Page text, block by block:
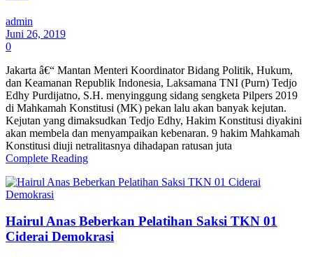
admin
Juni 26, 2019
0
Jakarta â€“ Mantan Menteri Koordinator Bidang Politik, Hukum,
dan Keamanan Republik Indonesia, Laksamana TNI (Purn) Tedjo
Edhy Purdijatno, S.H. menyinggung sidang sengketa Pilpers 2019
di Mahkamah Konstitusi (MK) pekan lalu akan banyak kejutan.
Kejutan yang dimaksudkan Tedjo Edhy, Hakim Konstitusi diyakini
akan membela dan menyampaikan kebenaran. 9 hakim Mahkamah
Konstitusi diuji netralitasnya dihadapan ratusan juta
Complete Reading
Hairul Anas Beberkan Pelatihan Saksi TKN 01
Ciderai Demokrasi